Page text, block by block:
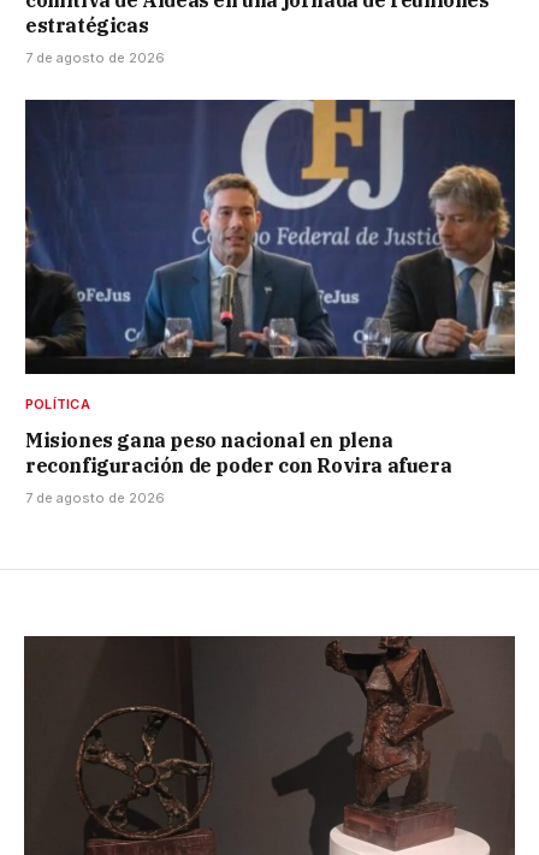
estratégicas
7 de agosto de 2026
POLÍTICA
Misiones gana peso nacional en plena
reconfiguración de poder con Rovira afuera
7 de agosto de 2026